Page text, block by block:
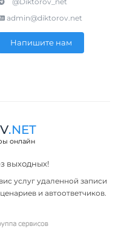
admin@diktorov.net
Напишите нам
.NET
онлайн
выходных!
услуг удаленной записи
и автоответчиков.